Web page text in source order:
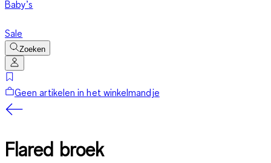
Baby’s
Sale
Zoeken
Geen artikelen in het winkelmandje
Flared broek